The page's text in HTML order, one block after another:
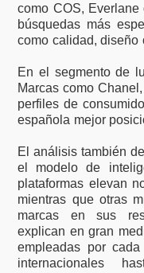
como COS,
búsquedas más
como calidad, diseño
En el segmento de
Marcas como
perfiles de
española mejor
El análisis también
el modelo de
plataformas elevan
mientras que otras
marcas en sus
explican en gran
empleadas por
internacionales